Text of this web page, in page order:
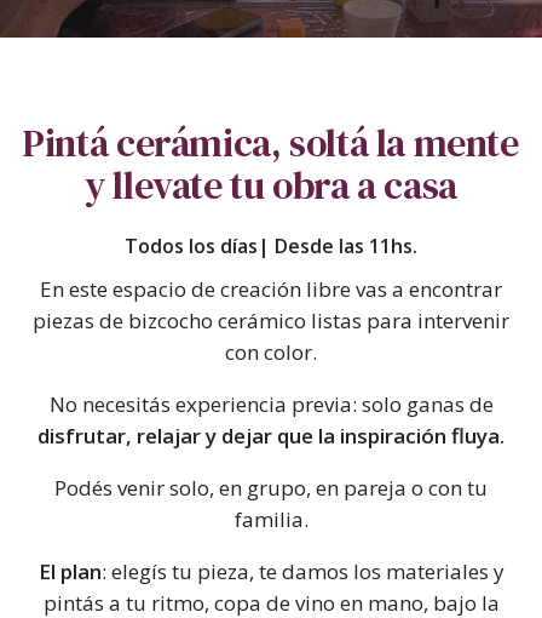
Pintá cerámica, soltá la mente
y llevate tu obra a casa
Todos los días| Desde las 11hs.
En este espacio de creación libre vas a encontrar
piezas de bizcocho cerámico listas para intervenir
con color.
No necesitás experiencia previa: solo ganas de
disfrutar, relajar y dejar que la inspiración fluya.
Podés venir solo, en grupo, en pareja o con tu
familia.
El plan: elegís tu pieza, te damos los materiales y
pintás a tu ritmo, copa de vino en mano, bajo la